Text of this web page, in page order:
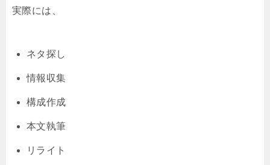
実際には、
ネタ探し
情報収集
構成作成
本文執筆
リライト